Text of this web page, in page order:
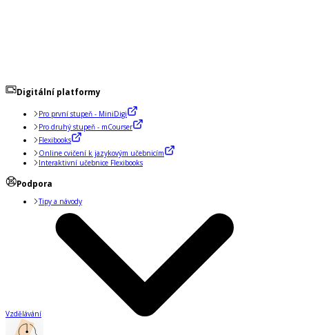
Digitální platformy
Pro první stupeň - MiniDigi
Pro druhý stupeň - mCourser
Flexibooks
Online cvičení k jazykovým učebnicím
Interaktivní učebnice Flexibooks
Podpora
Tipy a návody
Vzdělávání